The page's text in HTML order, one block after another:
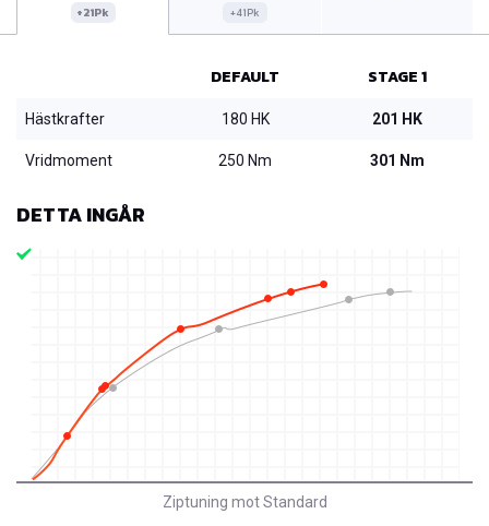
+21Pk +41Pk
DEFAULT STAGE 1
Hästkrafter 180 HK 201 HK
Vridmoment 250 Nm 301 Nm
DETTA INGÅR
Ziptuning mot Standard